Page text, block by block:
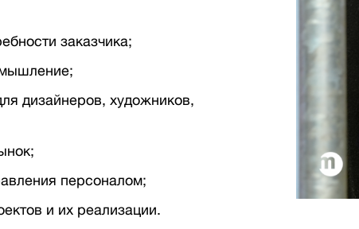
заказчика;
дизайнеров, художников,
персоналом;
и их реализации.